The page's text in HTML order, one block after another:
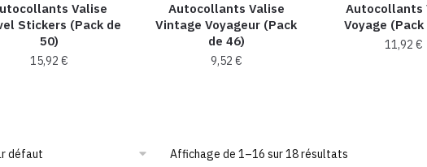
Valise
Stickers (Pack de
50)
15,92€
Autocollants Valise
Vintage Voyageur (Pack
de 46)
9,52 €
Autocollants
Voyage (Pack
11,92 €
Affichage de 1–16 sur 18 résultats